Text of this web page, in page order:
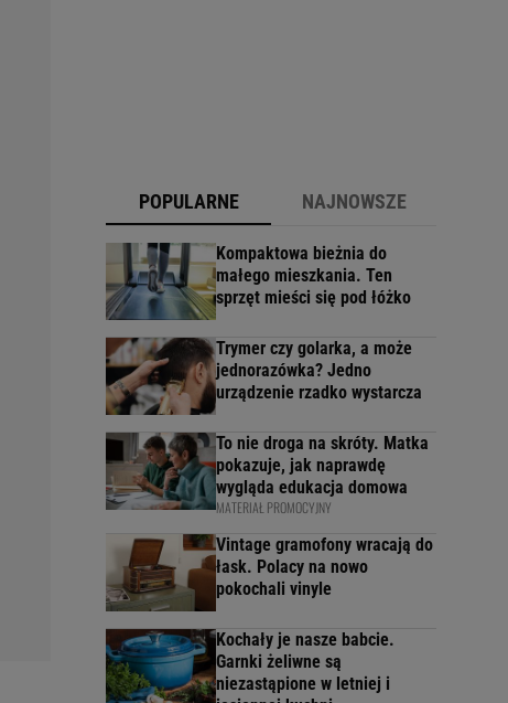
POPULARNE NAJNOWSZE
Kompaktowa bieżnia do
małego mieszkania. Ten
sprzęt mieści się pod łóżko
Trymer czy golarka, a może
jednorazówka? Jedno
urządzenie rzadko wystarcza
To nie droga na skróty. Matka
pokazuje, jak naprawdę
wygląda edukacja domowa
MATERIAŁ PROMOCYJNY
Vintage gramofony wracają do
łask. Polacy na nowo
pokochali vinyle
Kochały je nasze babcie.
Garnki żeliwne są
niezastąpione w letniej i